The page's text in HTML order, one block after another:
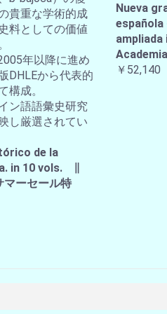
貴重な学術的成
料としての価値
年以降に進め
DHLEから代表的
構成。
ン語語彙史研究
し厳選されてい
de la
in 10 vols. ∥
セール特
Nueva
española
￥52,140